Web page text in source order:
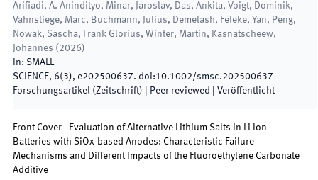
Arifiadi, A. Anindityo, Minar, Jaroslav, Das, Ankita, Voigt, Dominik,
Vahnstiege, Marc, Buchmann, Julius, Demelash, Feleke, Yan, Peng,
Nowak, Sascha, Frank Glorius, Winter, Martin, Kasnatscheew,
Johannes ( 2026)
In: SMALL
SCIENCE, 6(3), e202500637. doi:10.1002/smsc.202500637
Forschungsartikel (Zeitschrift) | Peer reviewed Veröffentlicht
Front Cover - Evaluation of Alternative Lithium Salts in Li Ion
Batteries with SiOx-based Anodes: Characteristic Failure
Mechanisms and Different Impacts of the Fluoroethylene Carbonate
Additive